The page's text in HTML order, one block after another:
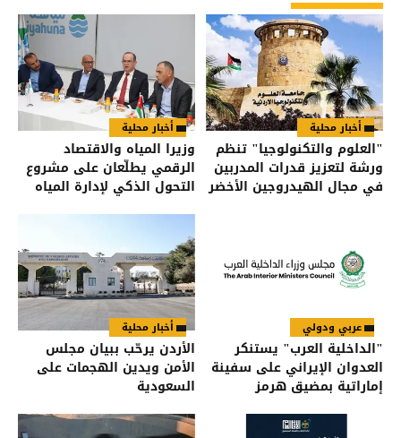
أخبار محلية
"العلوم والتكنولوجيا" تنظم
ورشة لتعزيز قدرات المدربين
في مجال الهيدروجين الأخضر
أخبار محلية
وزيرا المياه والاقتصاد
الرقمي يطلّعان على مشروع
التحول الذكي لإدارة المياه
عربي ودولي
"الداخلية العرب" يستنكر
العدوان الإيراني على سفينة
إماراتية بمضيق هرمز
أخبار محلية
الأردن يرحّب ببيان مجلس
الأمن ويدين الهجمات على
السعودية